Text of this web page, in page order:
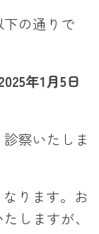
の通りで
年1月5日
察いたしま
ります。お
しますが、